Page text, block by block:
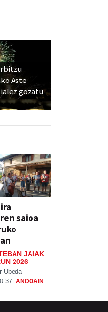
Aste
gozatu
saioa
JAIAK
2026
Ubeda
ANDOAIN